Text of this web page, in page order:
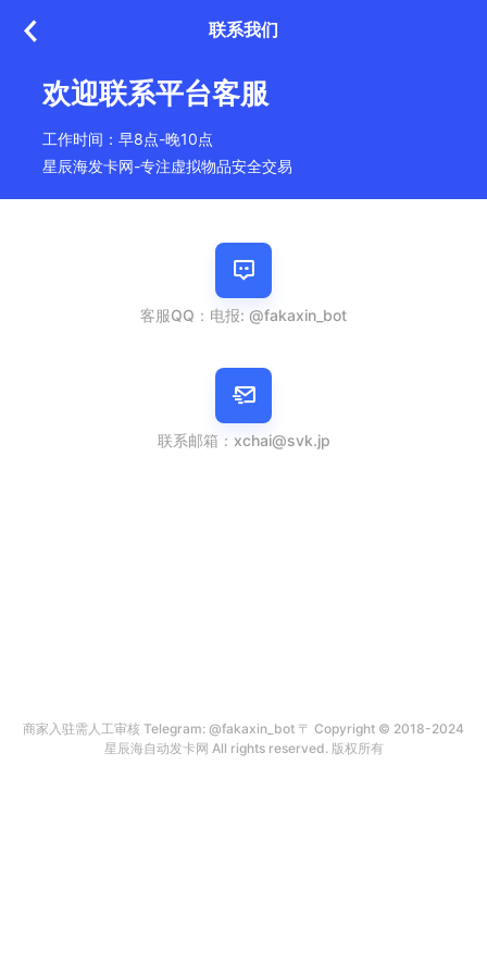
联系我们
欢迎联系平台客服
工作时间：早8点-晚10点
星辰海发卡网-专注虚拟物品安全交易
客服QQ：电报: @fakaxin_bot
联系邮箱： xchai@svk.jp
商家入驻需人工审核 Telegram: @fakaxin_bot 〒 Copyright © 2018-2024
星辰海自动发卡网 All rights reserved. 版权所有